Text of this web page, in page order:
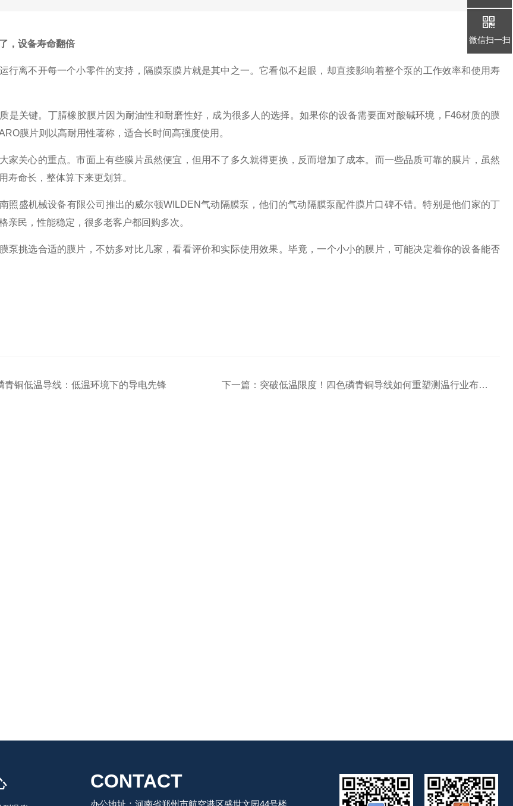
，设备寿命翻倍
行离不开每一个小零件的支持，隔膜泵膜片就是其中之一。它看似不起眼，却直接影响着整个泵的工作效率和使用寿
是关键。丁腈橡胶膜片因为耐油性和耐磨性好，成为很多人的选择。如果你的设备需要面对酸碱环境，F46材质的膜
膜片则以高耐用性著称，适合长时间高强度使用。
家关心的重点。市面上有些膜片虽然便宜，但用不了多久就得更换，反而增加了成本。而一些品质可靠的膜片，虽然
寿命长，整体算下来更划算。
照盛机械设备有限公司推出的威尔顿WILDEN气动隔膜泵，他们的气动隔膜泵配件膜片口碑不错。特别是他们家的丁
亲民，性能稳定，很多老客户都回购多次。
泵挑选合适的膜片，不妨多对比几家，看看评价和实际使用效果。毕竟，一个小小的膜片，可能决定着你的设备能否
青铜低温导线：低温环境下的导电先锋 下一篇： 突破低温限度！四色磷青铜导线如何重塑测温行业布线新标准
CONTACT
办公地址：河南省郑州市航空港区盛世文园44号楼
微信扫一扫